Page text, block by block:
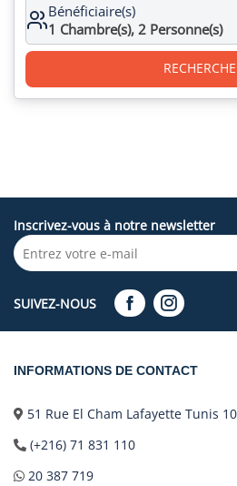
Bénéficiaire(s)
1 Chambre(s), 2 Personne(s)
Inscrivez-vous à notre newsletter
SUIVEZ-NOUS
INFORMATIONS DE CONTACT
51 Rue El Cham Lafayette Tunis
(+216) 71 831 110
20 387 719